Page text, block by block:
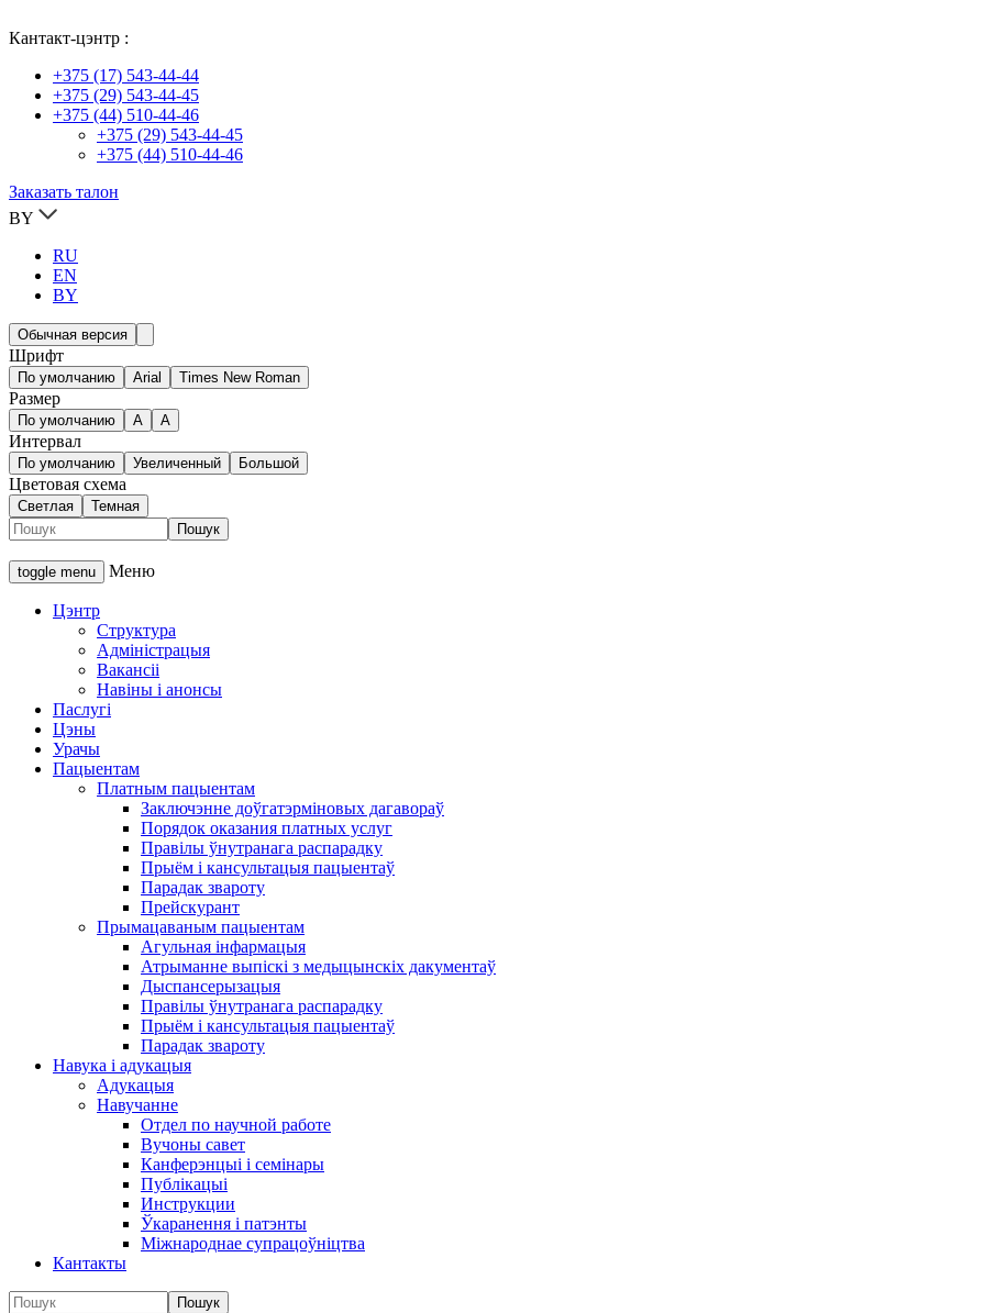
Кантакт-цэнтр :
+375 (17) 543-44-44
+375 (29) 543-44-45
+375 (44) 510-44-46
+375 (29) 543-44-45
+375 (44) 510-44-46
Заказать талон
BY
RU
EN
BY
Обычная версия
Шрифт
По умолчанию Arial Times New Roman
Размер
По умолчанию A A
Интервал
По умолчанию Увеличенный Большой
Цветовая схема
Светлая Темная
toggle menu Меню
Цэнтр
Структура
Адміністрацыя
Вакансіі
Навіны і анонсы
Паслугі
Цэны
Урачы
Пацыентам
Платным пацыентам
Заключэнне доўгатэрміновых дагавораў
Порядок оказания платных услуг
Правілы ўнутранага распарадку
Прыём і кансультацыя пацыентаў
Парадак звароту
Прейскурант
Прымацаваным пацыентам
Агульная інфармацыя
Атрыманне выпіскі з медыцынскіх дакументаў
Дыспансерызацыя
Правілы ўнутранага распарадку
Прыём і кансультацыя пацыентаў
Парадак звароту
Навука і адукацыя
Адукацыя
Навучанне
Отдел по научной работе
Вучоны савет
Канферэнцыі і семінары
Публікацыi
Инструкции
Ўкаранення і патэнты
Міжнароднае супрацоўніцтва
Кантакты